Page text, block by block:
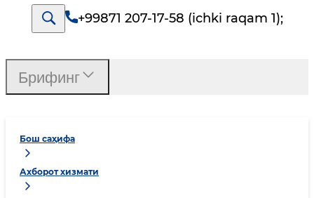
+99871 207-17-58 (ichki raqam 1);
Бош саҳифа
Ахборот хизмати
Брифинг